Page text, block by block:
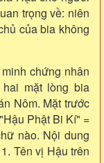
trọng về: niên
của bia không
chứng nhân
mặt lòng bia
Nôm. Mặt trước
Phật Bi Kí" =
nào. Nội dung
Tên vị Hậu trên